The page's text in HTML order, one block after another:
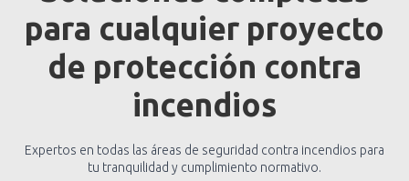
para cualquier proyecto
de protección contra
incendios
Expertos en todas las áreas de seguridad contra incendios para
tu tranquilidad y cumplimiento normativo.